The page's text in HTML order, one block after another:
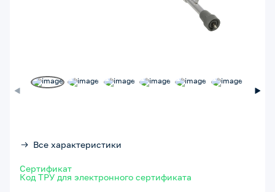
Все характеристики
Сертификат
Код ТРУ для электронного сертификата